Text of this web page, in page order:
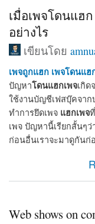
เมื่อเพจโดนแฮ
อย่างไร
เขียนโดย
เพจถูกแฮก เพจโดนแฮ
ปัญหาโดนแฮกเพจเกิด
ใช้งานบัญชีเฟสบุ๊คจา
ทำการยึดเพจ แฮกเพจ
เพจ ปัญหานี้เรียกสั้นๆว่
ก่อนอื่นเราจะมาดูกันก่
about เมื่อเพจโดน
Web shows on